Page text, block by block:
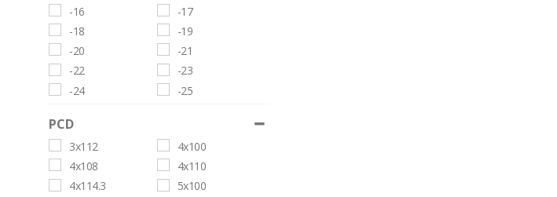
-16
-17
-18
-19
-20
-21
-22
-23
-24
-25
PCD
3x112
4x100
4x108
4x110
4x114.3
5x100